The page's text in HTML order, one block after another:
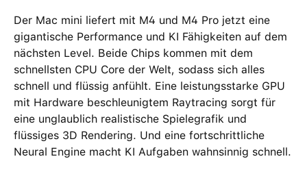
Der Mac mini liefert mit M4 und M4 Pro jetzt eine
gigantische Performance und KI Fähigkeiten auf dem
nächsten Level. Beide Chips kommen mit dem
schnellsten CPU Core der Welt, sodass sich alles
schnell und flüssig anfühlt. Eine leistungsstarke GPU
mit Hardware beschleunigtem Raytracing sorgt für
eine unglaublich realistische Spiele­grafik und
flüssiges 3D Rendering. Und eine fortschrittliche
Neural Engine macht KI Aufgaben wahnsinnig schnell.